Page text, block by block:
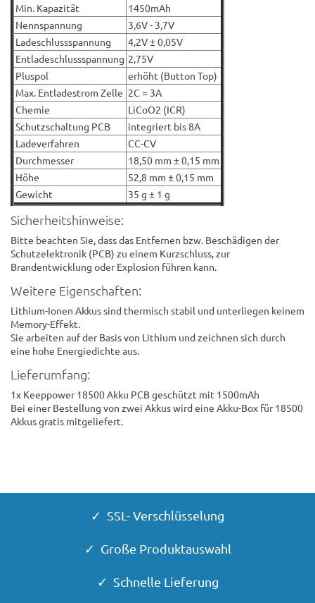
Min. Kapazität
1450mAh
Nennspannung
3,6V - 3,7V
Ladeschlussspannung
4,2V ± 0,05V
Entladeschlussspannung 2,75V
Pluspol
erhöht (Button Top)
Max. Entladestrom Zelle 2C = 3A
Chemie
LiCoO2 (ICR)
Schutzschaltung PCB
integriert bis 8A
Ladeverfahren
CC-CV
Durchmesser
18,50 mm ± 0,15 mm
Höhe
52,8 mm ± 0,15 mm
Gewicht
35 g ± 1 g
Sicherheitshinweise:
Bitte beachten Sie, dass das Entfernen bzw. Beschädigen der
Schutzelektronik (PCB) zu einem Kurzschluss, zur
Brandentwicklung oder Explosion führen kann.
Weitere Eigenschaften:
Lithium-Ionen Akkus sind thermisch stabil und unterliegen keinem
Memory-Effekt.
Sie arbeiten auf der Basis von Lithium und zeichnen sich durch
eine hohe Energiedichte aus.
Lieferumfang:
1x Keeppower 18500 Akku PCB geschützt mit 1500mAh
Bei einer Bestellung von zwei Akkus wird eine Akku-Box für 18500
Akkus gratis mitgeliefert.
✓ SSL- Verschlüsselung
✓ Große Produktauswahl
✓ Schnelle Lieferung